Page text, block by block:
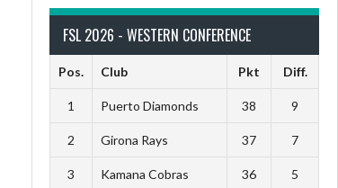
FSL 2026 - WESTERN CONFERENCE
Pos. Club Pkt Diff.
1 Puerto Diamonds 38 9
2 Girona Rays 37 7
3 Kamana Cobras 36 5